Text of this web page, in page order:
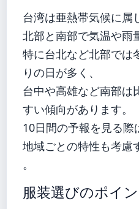
台湾は亜熱帯気候に属
北部と南部で気温や雨
特に台北など北部では
りの日が多く、
台中や高雄など南部は
すい傾向があります。
10日間の予報を見る際
地域ごとの特性も考慮
。
服装選びのポイ